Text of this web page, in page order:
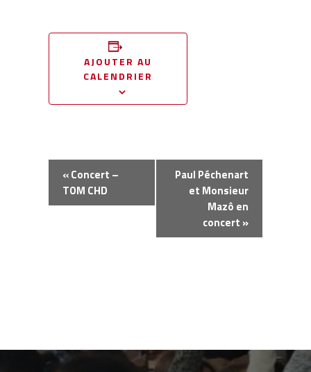
AJOUTER AU
CALENDRIER
Navigation
Évènement
«Concert –
TOM CHD
Paul Péchenart
et Monsieur
Mazô en
concert »